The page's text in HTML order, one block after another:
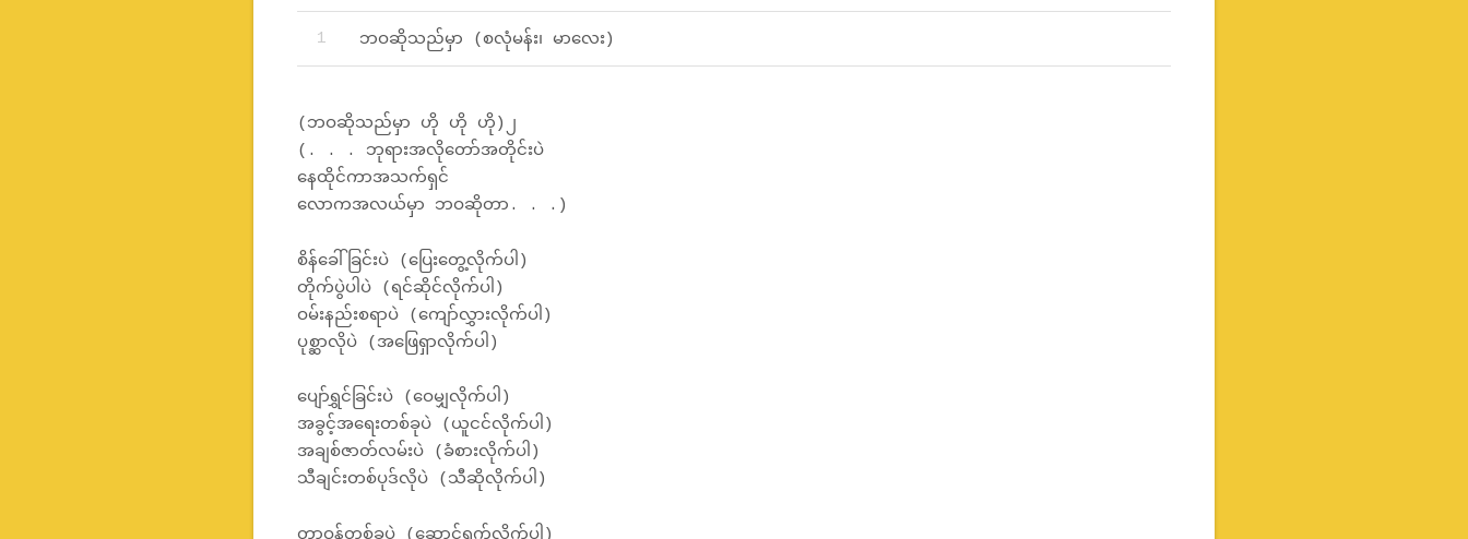
Record Tracklist
ဘဝဆိုသည်မှာ (စလုံမန်း၊ မာလေး)
(ဘဝဆိုသည်မှာ ဟို ဟို ဟို)၂
(. . . ဘုရားအလိုတော်အတိုင်းပဲ
နေထိုင်ကာအသက်ရှင်
လောကအလယ်မှာ ဘဝဆိုတာ. . .)
စိန်ခေါ်ခြင်းပဲ (ပြေးတွေ့လိုက်ပါ)
တိုက်ပွဲပါပဲ (ရင်ဆိုင်လိုက်ပါ)
ဝမ်းနည်းစရာပဲ (ကျော်လွှားလိုက်ပါ)
ပုစ္ဆာလိုပဲ (အဖြေရှာလိုက်ပါ)
ပျော်ရွှင်ခြင်းပဲ (ဝေမျှလိုက်ပါ)
အခွင့်အရေးတစ်ခုပဲ (ယူငင်လိုက်ပါ)
အချစ်ဇာတ်လမ်းပဲ (ခံစားလိုက်ပါ)
သီချင်းတစ်ပုဒ်လိုပဲ (သီဆိုလိုက်ပါ)
တာဝန်တစ်ခုပဲ (ဆောင်ရွက်လိုက်ပါ)